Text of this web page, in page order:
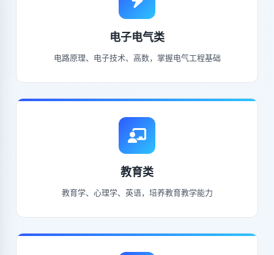
电子电气类
电路原理、电子技术、高数，掌握电气工程基础
教育类
教育学、心理学、英语，培养教育教学能力